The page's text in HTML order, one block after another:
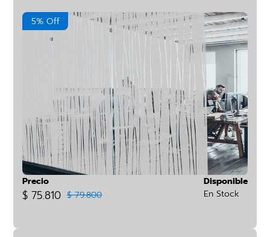
5% Off
Precio
$ 75.810 $ 79.800
Disponible
En Stock